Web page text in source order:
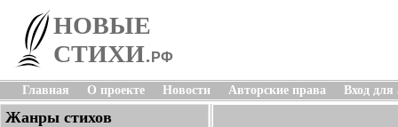
НОВЫЕ
СТИХИ. РФ
Главная О проекте Новости Авторские права Вход для
Жанры стихов